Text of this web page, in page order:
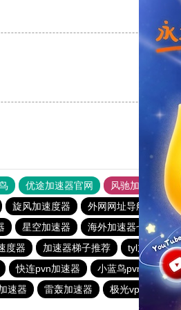
优途加速器官网 风驰加速器
旋风加速度器 外网网址导航 软
星空加速器 海外加速器七天试用
度器 加速器梯子推荐 tyl加速器官
快连pvn加速器 小蓝鸟pvn加速器
速器 雷轰加速器 极光vp加速器